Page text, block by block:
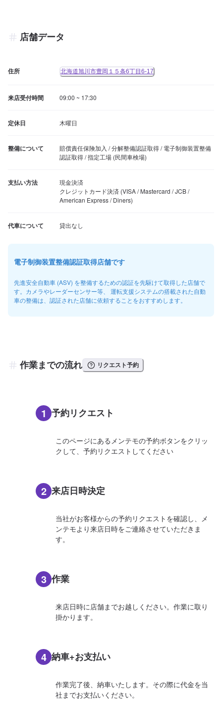
店舗データ
住所 北海道旭川市豊岡１５条6丁目6-17
来店受付時間 09:00 ~ 17:30
定休日 木曜日
整備について
賠償責任保険加入 / 分解整備認証取得 / 電子制御装置整備
認証取得 / 指定工場 (民間車検場)
支払い方法
現金決済
クレジットカード決済 (VISA / Mastercard / JCB /
American Express / Diners)
代車について 貸出なし
電子制御装置整備認証取得店舗です
先進安全自動車 (ASV) を整備するための認証を先駆けて取得した店舗で
す。カメラやレーダーセンサー等、 運転支援システムの搭載された自動
車の整備は、認証された店舗に依頼することをおすすめします。
作業までの流れ リクエスト予約
1 予約リクエスト
このページにあるメンテモの予約ボタンをクリッ
クして、予約リクエストしてください
2 来店日時決定
当社がお客様からの予約リクエストを確認し、メ
ンテモより来店日時をご連絡させていただきま
す。
3 作業
来店日時に店舗までお越しください。作業に取り
掛かります。
4 納車+お支払い
作業完了後、納車いたします。その際に代金を当
社までお支払いください。